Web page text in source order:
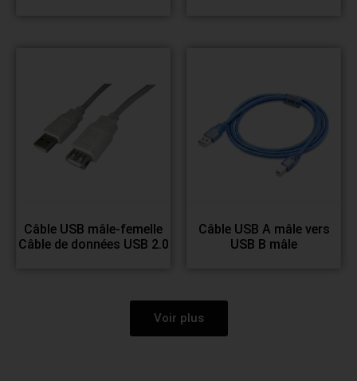
Câble USB mâle-femelle
Câble de données USB 2.0
Câble USB A mâle vers
USB B mâle
Voir plus